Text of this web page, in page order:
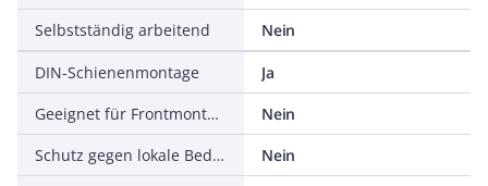
Selbstständig arbeitend
Nein
DIN-Schienenmontage
Ja
Geeignet für Frontmontage
Nein
Schutz gegen lokale Bedienung
Nein